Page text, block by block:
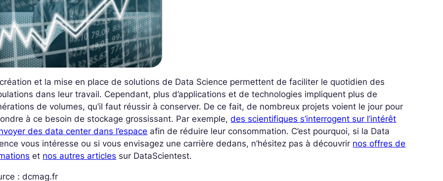
et la mise en place de solutions de Data Science permettent de faciliter le quotidien des
dans leur travail. Cependant, plus d’applications et de technologies impliquent plus de
de volumes, qu’il faut réussir à conserver. De ce fait, de nombreux projets voient le jour pour
à ce besoin de stockage grossissant. Par exemple,des scientifiques s’interrogent sur l’intérêt
des data center dans l’espace afin de réduire leur consommation. C’est pourquoi, si la Data
vous intéresse ou si vous envisagez une carrière dedans, n’hésitez pas à découvrir nos offres de
et nos autres articles sur DataScientest.
: dcmag.fr